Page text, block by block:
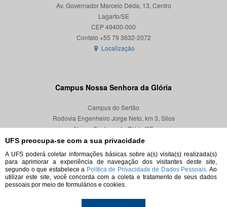
UFS preocupa-se com a sua privacidade
A UFS poderá coletar informações básicas sobre a(s) visita(s) realizada(s)
para aprimorar a experiência de navegação dos visitantes deste site,
segundo o que estabelece a Política de Privacidade de Dados Pessoais. Ao
utilizar este site, você concorda com a coleta e tratamento de seus dados
pessoais por meio de formulários e cookies.
Av. Governador Marcelo Déda, 13, Centro
Lagarto/SE
CEP 49400-000
Localização
Campus Nossa Senhora da Glória
Campus do Sertão
Rodovia Engenheiro Jorge Neto, km 3, Silos
Nossa Senhora da Glória/SE
CEP 49680-000
Localização